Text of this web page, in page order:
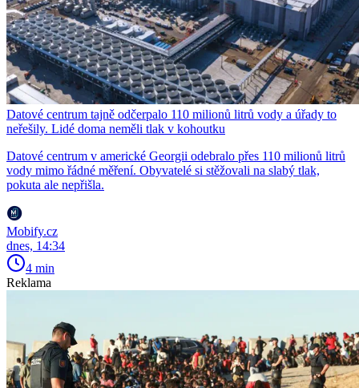
Datové centrum tajně odčerpalo 110 milionů litrů vody a úřady to
neřešily. Lidé doma neměli tlak v kohoutku
Datové centrum v americké Georgii odebralo přes 110 milionů litrů
vody mimo řádné měření. Obyvatelé si stěžovali na slabý tlak,
pokuta ale nepřišla.
Mobify.cz
dnes, 14:34
4 min
Reklama